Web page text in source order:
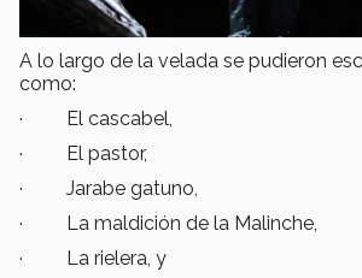
A lo largo de la velada se pudieron
como:
· El cascabel,
· El pastor,
· Jarabe gatuno,
· La maldición de la Malinche,
· La rielera, y